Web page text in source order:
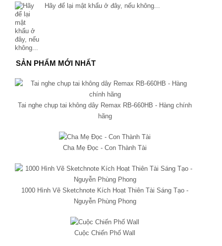
Hãy để lại mật khẩu ở đây, nếu không...
SẢN PHẨM MỚI NHẤT
Tai nghe chụp tai không dây Remax RB-660HB - Hàng chính
hãng
Cha Mẹ Đọc - Con Thành Tài
1000 Hình Vẽ Sketchnote Kích Hoạt Thiên Tài Sáng Tạo -
Nguyễn Phùng Phong
Cuộc Chiến Phố Wall